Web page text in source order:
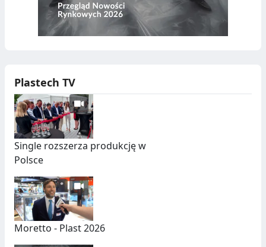
Plastech TV
Single rozszerza produkcję w
Polsce
Moretto - Plast 2026